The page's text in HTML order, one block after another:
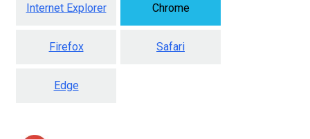
Internet Explorer Chrome
Firefox Safari
Edge